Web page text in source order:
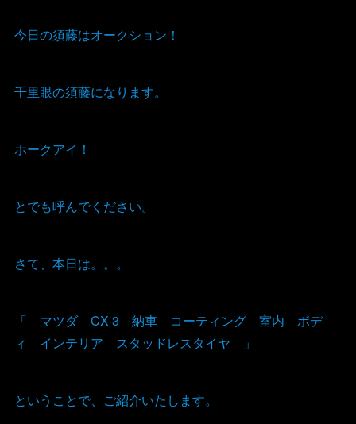
今日の須藤はオークション！
千里眼の須藤になります。
ホークアイ！
とでも呼んでください。
さて、本日は。。。
「 マツダ CX-3 納車 コーティング 室内 ボデ
ィ インテリア スタッドレスタイヤ 」
ということで、ご紹介いたします。